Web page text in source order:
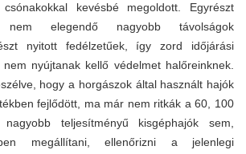
kevésbé megoldott. Egyrészt
nem elegendő nagyobb távolságok
nyitott fedélzetűek, így zord időjárási
nyújtanak kellő védelmet halőreinknek.
hogy a horgászok által használt hajók
fejlődött, ma már nem ritkák a 60, 100
teljesítményű kisgéphajók sem,
megállítani, ellenőrizni a jelenlegi